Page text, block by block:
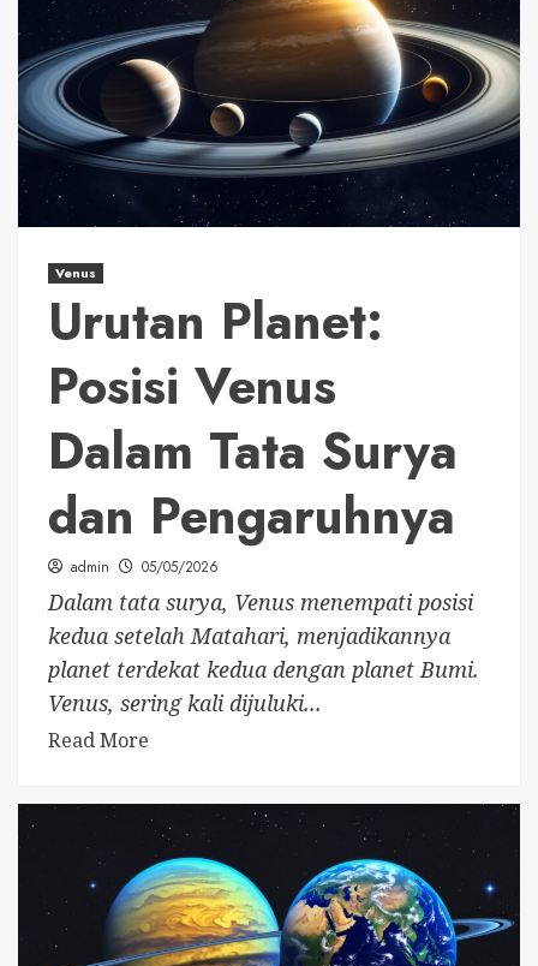
Venus
Urutan Planet:
Posisi Venus
Dalam Tata Surya
dan Pengaruhnya
admin 05/05/2026
Dalam tata surya, Venus menempati posisi
kedua setelah Matahari, menjadikannya
planet terdekat kedua dengan planet Bumi.
Venus, sering kali dijuluki...
Read More